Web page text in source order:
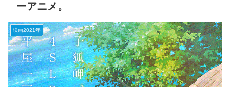
ーアニメ。
映画2021年